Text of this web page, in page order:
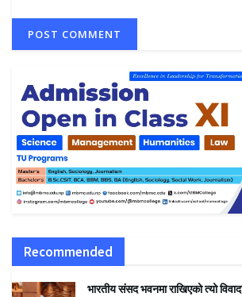
Recommended
भारतीय संसद भवनमा राखिएको त्यो